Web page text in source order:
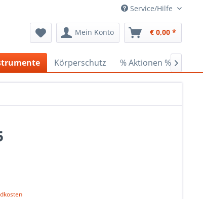
Service/Hilfe
Mein Konto € 0,00 *
Körperschutz % Aktionen % 